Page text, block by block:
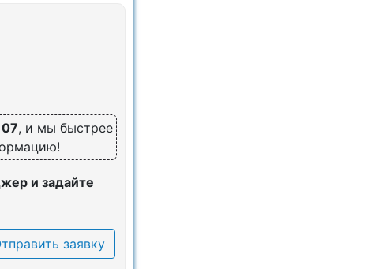
, и мы быстрее
и задайте
заявку